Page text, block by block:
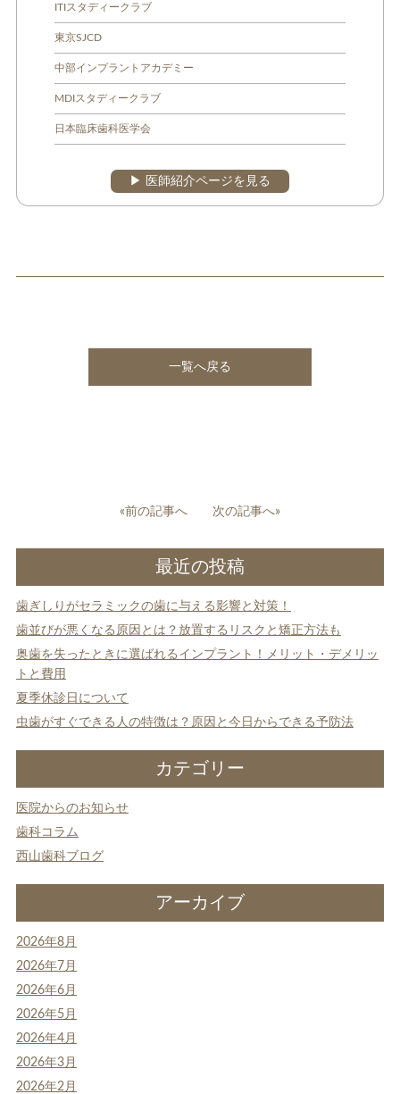
ITIスタディークラブ
東京SJCD
中部インプラントアカデミー
MDIスタディークラブ
日本臨床歯科医学会
▶︎ 医師紹介ページを見る
一覧へ戻る
ナ
ゲ
ー
シ
ョ
«前の記事へ 次の記事へ»
最近の投稿
歯ぎしりがセラミックの歯に与える影響と対策！
歯並びが悪くなる原因とは？放置するリスクと矯正方法も
奥歯を失ったときに選ばれるインプラント！メリット・デメリッ
トと費用
夏季休診日について
虫歯がすぐできる人の特徴は？原因と今日からできる予防法
カテゴリー
医院からのお知らせ
歯科コラム
西山歯科ブログ
アーカイブ
2026年8月
2026年7月
2026年6月
2026年5月
2026年4月
2026年3月
2026年2月